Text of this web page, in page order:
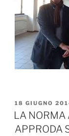
PUBBLICATO
IL
18 GIUGNO
LA NORMA
APPRODA